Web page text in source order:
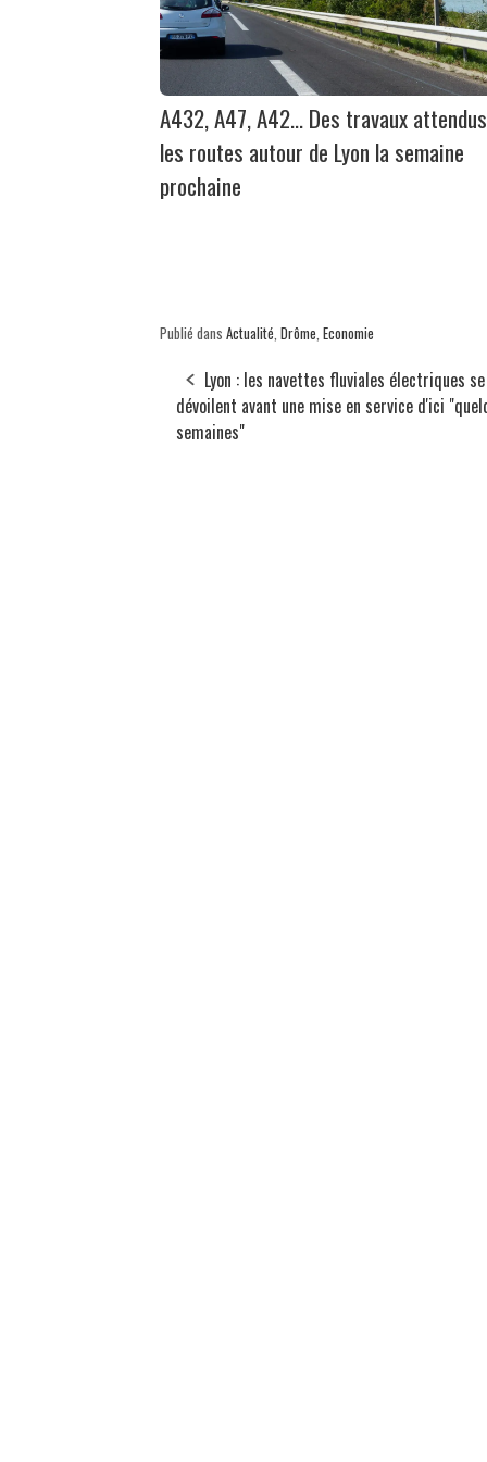
A432, A47, A42… Des travaux
les routes autour de Lyon la semaine
prochaine
Publié dans Actualité Drôme Economie
Lyon : les navettes fluviales électriques se
dévoilent avant une mise en service d'ici
semaines"